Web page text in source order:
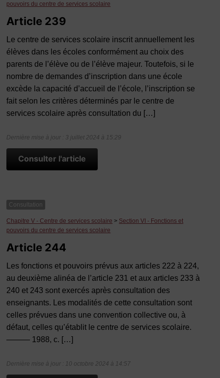
pouvoirs du centre de services scolaire
Article 239
Le centre de services scolaire inscrit annuellement les
élèves dans les écoles conformément au choix des
parents de l’élève ou de l’élève majeur. Toutefois, si le
nombre de demandes d’inscription dans une école
excède la capacité d’accueil de l’école, l’inscription se
fait selon les critères déterminés par le centre de
services scolaire après consultation du […]
Dernière mise à jour : 3 juillet 2024 à 15:29
Consulter l'article
Consultation
Chapitre V - Centre de services scolaire > Section VI - Fonctions et
pouvoirs du centre de services scolaire
Article 244
Les fonctions et pouvoirs prévus aux articles 222 à 224,
au deuxième alinéa de l’article 231 et aux articles 233 à
240 et 243 sont exercés après consultation des
enseignants. Les modalités de cette consultation sont
celles prévues dans une convention collective ou, à
défaut, celles qu’établit le centre de services scolaire.
——— 1988, c. […]
Dernière mise à jour : 10 octobre 2024 à 14:57